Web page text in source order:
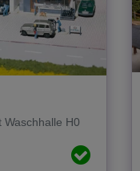
Waschhalle H0